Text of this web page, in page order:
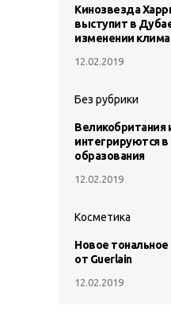
Кинозвезда
выступит в
изменении
12.02.2019
Без рубрики
Великобритания
интегрируются в
образования
12.02.2019
Косметика
Новое тональное
от Guerlain
12.02.2019